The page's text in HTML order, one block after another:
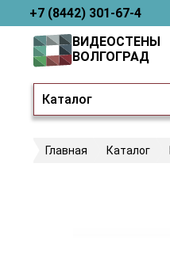
+7 (8442) 301-67-4
Каталог
ВИДЕОСТЕНЫ
ВОЛГОГРАД
Главная Каталог